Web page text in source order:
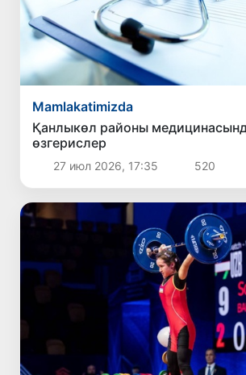
Mamlakatimizda
Қанлыкөл районы
өзгерислер
27 июл 2026, 17:35 520